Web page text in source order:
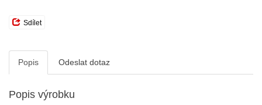
Sdílet
Popis Odeslat dotaz
Popis výrobku